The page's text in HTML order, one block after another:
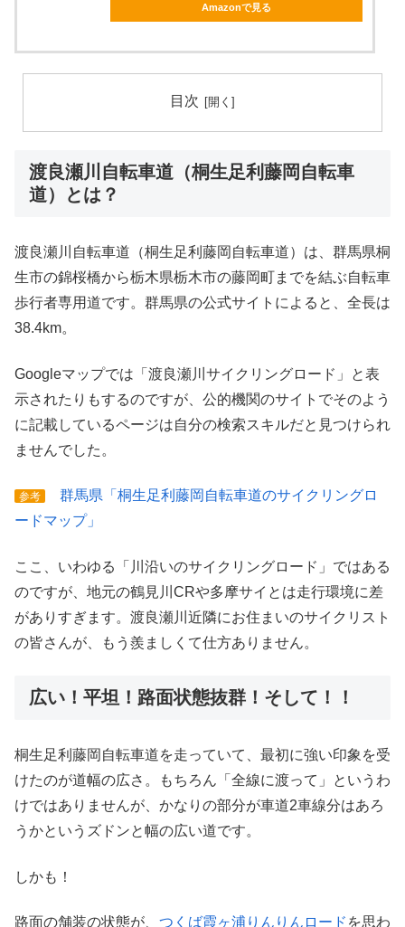
Amazonで見る
目次
渡良瀬川自転車道（桐生足利藤岡自転車
道）とは？
渡良瀬川自転車道（桐生足利藤岡自転車道）は、群馬県桐
生市の錦桜橋から栃木県栃木市の藤岡町までを結ぶ自転車
歩行者専用道です。群馬県の公式サイトによると、全長は
38.4km。
Googleマップでは「渡良瀬川サイクリングロード」と表
示されたりもするのですが、公的機関のサイトでそのよう
に記載しているページは自分の検索スキルだと見つけられ
ませんでした。
参考
群馬県「桐生足利藤岡自転車道のサイクリングロ
ードマップ」
ここ、いわゆる「川沿いのサイクリングロード」ではある
のですが、地元の鶴見川CRや多摩サイとは走行環境に差
がありすぎます。渡良瀬川近隣にお住まいのサイクリスト
の皆さんが、もう羨ましくて仕方ありません。
広い！平坦！路面状態抜群！そして！！
桐生足利藤岡自転車道を走っていて、最初に強い印象を受
けたのが道幅の広さ。もちろん「全線に渡って」というわ
けではありませんが、かなりの部分が車道2車線分はあろ
うかというズドンと幅の広い道です。
しかも！
路面の舗装の状態が、 つくば霞ヶ浦りんりんロード を思わ